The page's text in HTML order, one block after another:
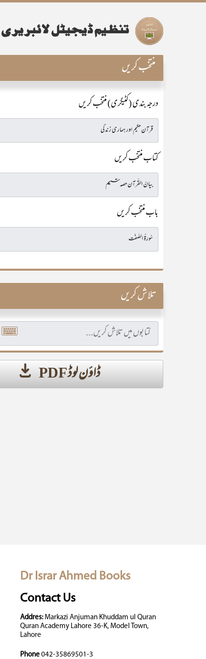
منتخب کریں
درجہ بندی (کٹیگری) منتخب کریں
کتاب منتخب کریں
باب منتخب کریں
تلاش کریں
ڈاؤن لوڈ PDF
Dr Israr Ahmed Books
Contact Us
Addres:Markazi Anjuman Khuddam ul Quran
Quran Academy Lahore 36-K, Model Town,
Lahore
Phone 042-35869501-3